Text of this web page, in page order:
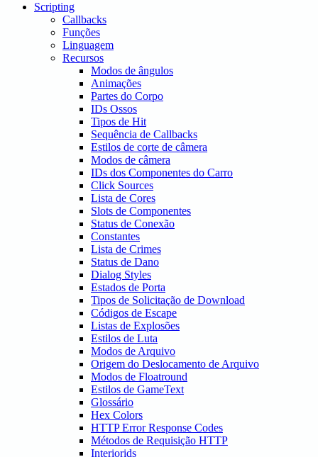
Scripting
Callbacks
Funções
Linguagem
Recursos
Modos de ângulos
Animações
Partes do Corpo
IDs Ossos
Tipos de Hit
Sequência de Callbacks
Estilos de corte de câmera
Modos de câmera
IDs dos Componentes do Carro
Click Sources
Lista de Cores
Slots de Componentes
Status de Conexão
Constantes
Lista de Crimes
Status de Dano
Dialog Styles
Estados de Porta
Tipos de Solicitação de Download
Códigos de Escape
Listas de Explosões
Estilos de Luta
Modos de Arquivo
Origem do Deslocamento de Arquivo
Modos de Floatround
Estilos de GameText
Glossário
Hex Colors
HTTP Error Response Codes
Métodos de Requisição HTTP
Interiorids